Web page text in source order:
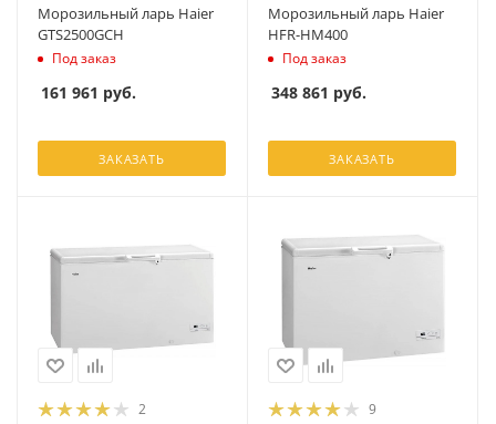
Морозильный ларь Haier
GTS2500GCH
Под заказ
161 961 руб.
ЗАКАЗАТЬ
Морозильный ларь Haier
HFR-HM400
Под заказ
348 861 руб.
ЗАКАЗАТЬ
2 9